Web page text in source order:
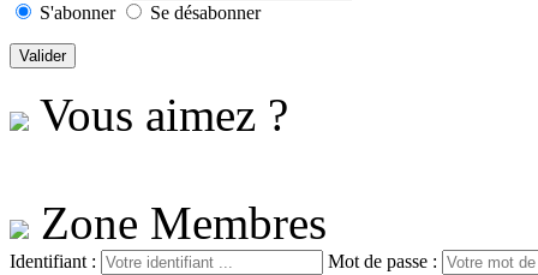
S'abonner
Se désabonner
Vous aimez ?
Zone Membres
Identifiant :
Mot de passe :